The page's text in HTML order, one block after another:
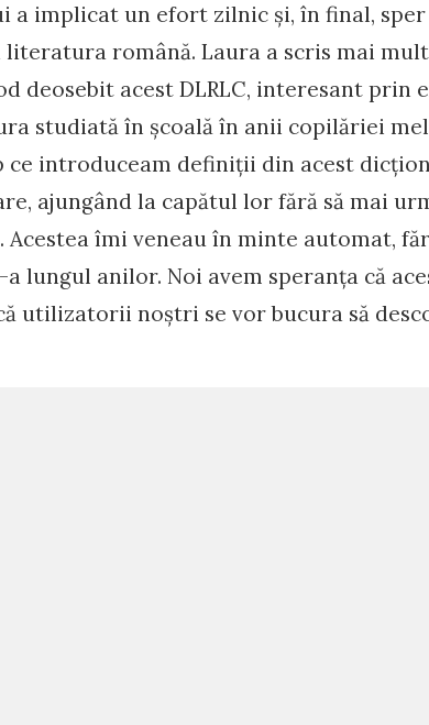
a implicat un efort zilnic și, în final,
literatura română. Laura a scris mai
deosebit acest DLRLC, interesant
studiată în școală în anii copilăriei
introduceam definiții din acest
ajungând la capătul lor fără să mai
Acestea îmi veneau în minte automat,
lungul anilor. Noi avem speranța că
utilizatorii noștri se vor bucura să